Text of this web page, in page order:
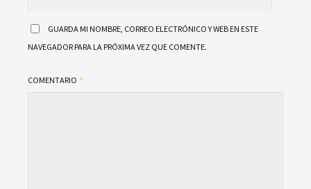
GUARDA MI NOMBRE, CORREO ELECTRÓNICO Y WEB EN ESTE
NAVEGADOR PARA LA PRÓXIMA VEZ QUE COMENTE.
COMENTARIO